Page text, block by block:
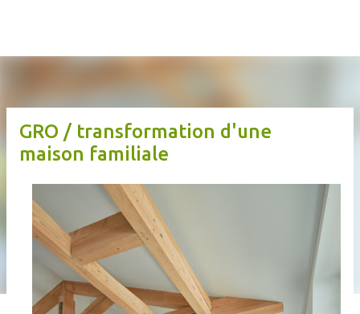
GRO / transformation d'une
maison familiale